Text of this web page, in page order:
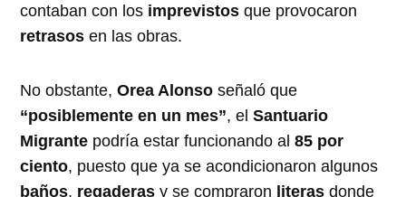
contaban con los imprevistos que provocaron
retrasos en las obras.
No obstante,Orea Alonso señaló que
“posiblemente en un mes”, elSantuario
Migrante podría estar funcionando al85 por
ciento, puesto que ya se acondicionaron algunos
baños, regaderas y se compraron literas donde